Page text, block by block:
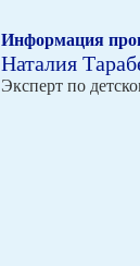
Информация
Наталия
Эксперт по